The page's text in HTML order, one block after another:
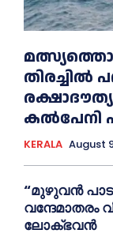
തിരച്ചില്‍
കല്‍പേനി
KERALA August
“മുഴുവൻ
വന്ദേമാതരം
ലോക്ഭവൻ